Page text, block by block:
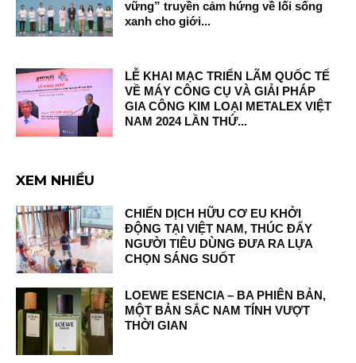
vững” truyền cảm hứng về lối sống
xanh cho giới...
LỄ KHAI MẠC TRIỂN LÃM QUỐC TẾ
VỀ MÁY CÔNG CỤ VÀ GIẢI PHÁP
GIA CÔNG KIM LOẠI METALEX VIỆT
NAM 2024 LẦN THỨ...
XEM NHIỀU
CHIẾN DỊCH HỮU CƠ EU KHỞI
ĐỘNG TẠI VIỆT NAM, THÚC ĐẨY
NGƯỜI TIÊU DÙNG ĐƯA RA LỰA
CHỌN SÁNG SUỐT
LOEWE ESENCIA – BA PHIÊN BẢN,
MỘT BẢN SẮC NAM TÍNH VƯỢT
THỜI GIAN